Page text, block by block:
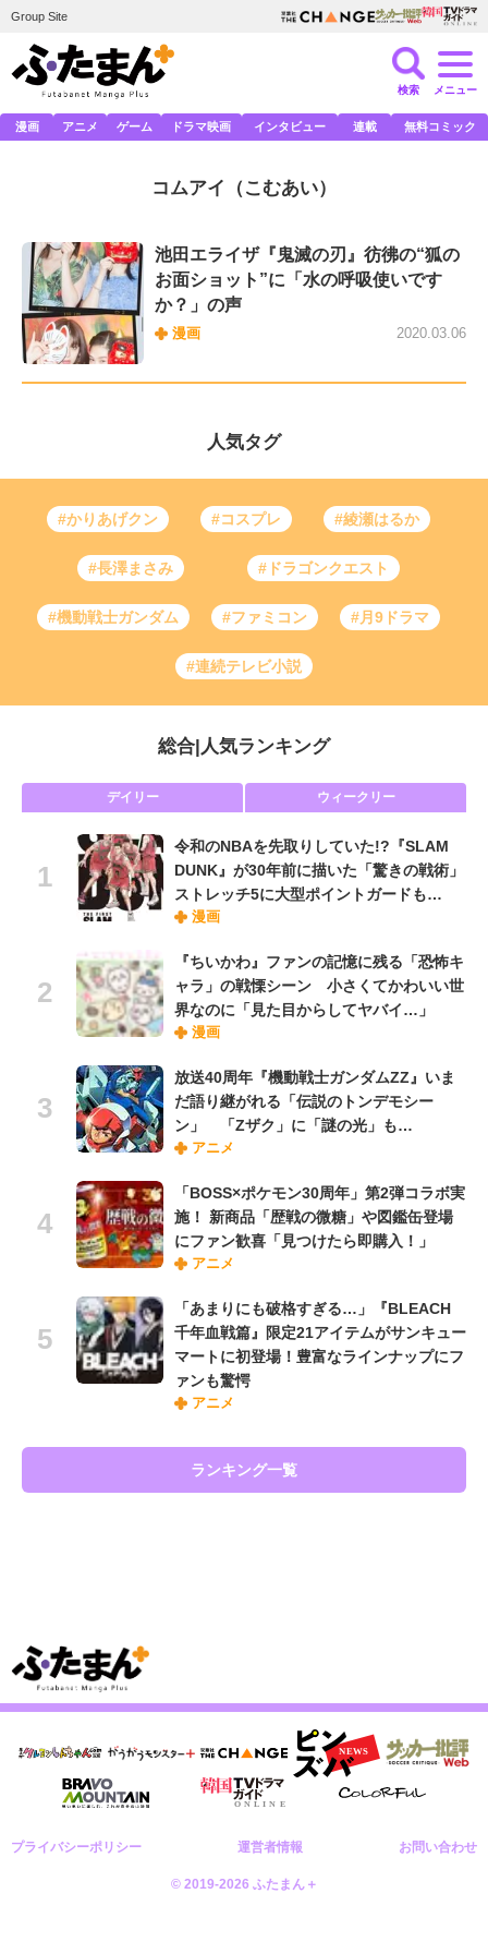
Group Site
検索 メニュー
漫画 アニメ ゲーム ドラマ映画 インタビュー 連載 無料コミック
コムアイ （こむあい）
池田エライザ『鬼滅の刃』彷彿の“狐の
お面ショット”に「水の呼吸使いです
か？」の声
漫画 2020.03.06
人気タグ
#かりあげクン #コスプレ #綾瀬はるか
#長澤まさみ #ドラゴンクエスト
#機動戦士ガンダム #ファミコン #月9ドラマ
#連続テレビ小説
総合 人気ランキング
デイリー ウィークリー
令和のNBAを先取りしていた!?『SLAM
DUNK』が30年前に描いた「驚きの戦術」
ストレッチ5に大型ポイントガードも…
漫画
『ちいかわ』ファンの記憶に残る「恐怖キ
ャラ」の戦慄シーン 小さくてかわいい世
界なのに「見た目からしてヤバイ…」
漫画
放送40周年『機動戦士ガンダムZZ』いま
だ語り継がれる「伝説のトンデモシー
ン」 「Zザク」に「謎の光」も…
アニメ
「BOSS×ポケモン30周年」第2弾コラボ実
施！ 新商品「歴戦の微糖」や図鑑缶登場
にファン歓喜「見つけたら即購入！」
アニメ
「あまりにも破格すぎる…」『BLEACH
千年血戦篇』限定21アイテムがサンキュー
マートに初登場！豊富なラインナップにフ
ァンも驚愕
アニメ
ランキング一覧
プライバシーポリシー 運営者情報 お問い合わせ
© 2019-2026 ふたまん＋